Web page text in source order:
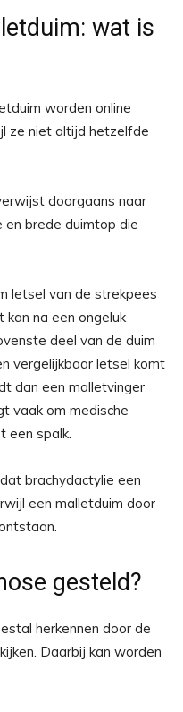
wat is
worden online
ze niet altijd hetzelfde
doorgaans naar
brede duimtop die
letsel van de strekpees
kan na een ongeluk
deel van de duim
vergelijkbaar letsel komt
dan een malletvinger
vaak om medische
een spalk.
brachydactylie een
een malletduim door
gesteld?
herkennen door de
Daarbij kan worden